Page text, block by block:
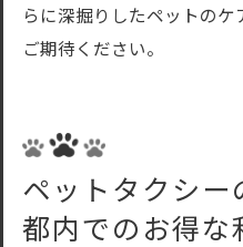
らに深掘りしたペットのケ
ご期待ください。
ペットタクシー
都内でのお得な